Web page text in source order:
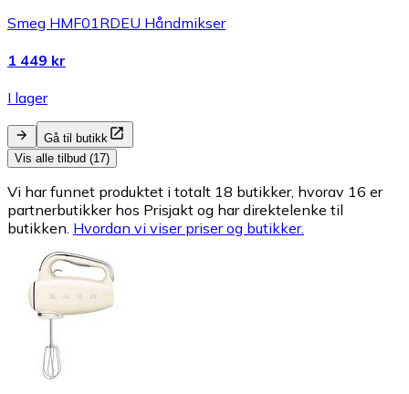
Smeg HMF01RDEU Håndmikser
1 449 kr
I lager
Gå til butikk
Vis alle tilbud (17)
Vi har funnet produktet i totalt 18 butikker, hvorav 16 er
partnerbutikker hos Prisjakt og har direktelenke til
butikken. Hvordan vi viser priser og butikker.